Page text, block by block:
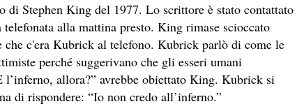
Stephen King del 1977. Lo scrittore è stato contattato
alla mattina presto. King rimase scioccato
che c'era Kubrick al telefono. Kubrick parlò di come le
perché suggerivano che gli esseri umani
l’inferno, allora?” avrebbe obiettato King. Kubrick si
di rispondere: “Io non credo all’inferno.”